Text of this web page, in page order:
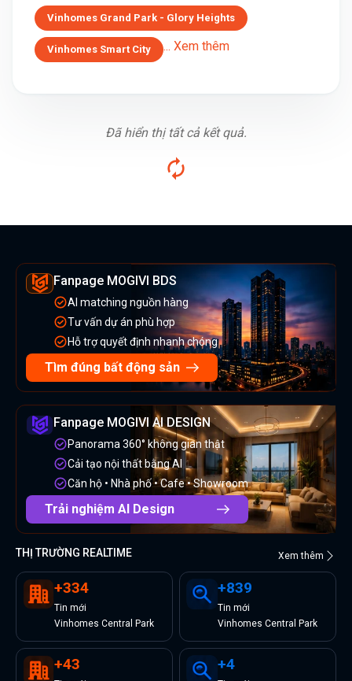
Vinhomes Grand Park - Glory Heights
Vinhomes Smart City ... Xem thêm
Đã hiển thị tất cả kết quả.
Fanpage MOGIVI BDS
AI matching nguồn hàng
Tư vấn dự án phù hợp
Hỗ trợ quyết định nhanh chóng
Tìm đúng bất động sản
Fanpage MOGIVI AI DESIGN
Panorama 360° không gian thật
Cải tạo nội thất bằng AI
Căn hộ • Nhà phố • Cafe • Showroom
Trải nghiệm AI Design
THỊ TRƯỜNG REALTIME Xem thêm
+334
Tin mới
Vinhomes Central Park
+839
Tin mới
Vinhomes Central Park
+43 +4